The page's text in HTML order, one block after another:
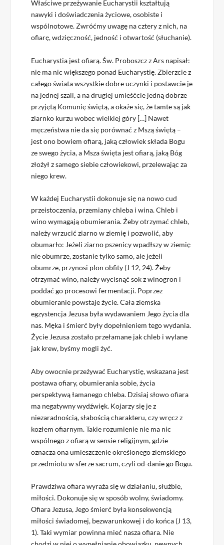
Właściwe przeżywanie Eucharystii kształtują
nawyki i doświadczenia życiowe, osobiste i
wspólnotowe. Zwróćmy uwagę na cztery z nich, na
ofiarę, wdzięczność, jedność i otwartość (słuchanie).
Eucharystia jest ofiarą. Św. Proboszcz z Ars napisał:
nie ma nic większego ponad Eucharystię. Zbierzcie z
całego świata wszystkie dobre uczynki i postawcie je
na jednej szali, a na drugiej umieśćcie jedną dobrze
przyjętą Komunię świętą, a okaże się, że tamte są jak
ziarnko kurzu wobec wielkiej góry […] Nawet
męczeństwa nie da się porównać z Mszą świętą –
jest ono bowiem ofiarą, jaką człowiek składa Bogu
ze swego życia, a Msza święta jest ofiarą, jaką Bóg
złożył z samego siebie człowiekowi, przelewając za
niego krew.
W każdej Eucharystii dokonuje się na nowo cud
przeistoczenia, przemiany chleba i wina. Chleb i
wino wymagają obumierania. Żeby otrzymać chleb,
należy wrzucić ziarno w ziemię i pozwolić, aby
obumarło: Jeżeli ziarno pszenicy wpadłszy w ziemię
nie obumrze, zostanie tylko samo, ale jeżeli
obumrze, przynosi plon obfity (J 12, 24). Żeby
otrzymać wino, należy wycisnąć sok z winogron i
poddać go procesowi fermentacji. Poprzez
obumieranie powstaje życie. Cała ziemska
egzystencja Jezusa była wydawaniem Jego życia dla
nas. Męka i śmierć były dopełnieniem tego wydania.
Życie Jezusa zostało przełamane jak chleb i wylane
jak krew, byśmy mogli żyć.
Aby owocnie przeżywać Eucharystię, wskazana jest
postawa ofiary, obumierania sobie, życia
perspektywą łamanego chleba. Dzisiaj słowo ofiara
ma negatywny wydźwięk. Kojarzy się je z
niezaradnością, słabością charakteru, czy wręcz z
kozłem ofiarnym. Takie rozumienie nie ma nic
wspólnego z ofiarą w sensie religijnym, gdzie
oznacza ona umieszczenie określonego ziemskiego
przedmiotu w sferze sacrum, czyli od-danie go Bogu.
Prawdziwa ofiara wyraża się w działaniu, służbie,
miłości. Dokonuje się w sposób wolny, świadomy.
Ofiara Jezusa, Jego śmierć była konsekwencją
miłości świadomej, bezwarunkowej i do końca (J 13,
1). Taki wymiar powinna mieć nasza ofiara. Nie